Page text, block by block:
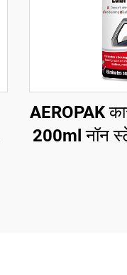
AEROPAK
200ml नॉन